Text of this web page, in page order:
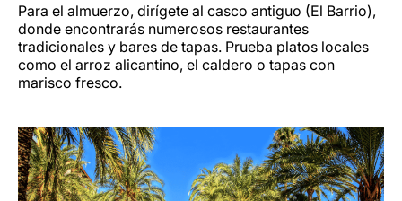
Para el almuerzo, dirígete al casco antiguo (El Barrio),
donde encontrarás numerosos restaurantes
tradicionales y bares de tapas. Prueba platos locales
como el arroz alicantino, el caldero o tapas con
marisco fresco.